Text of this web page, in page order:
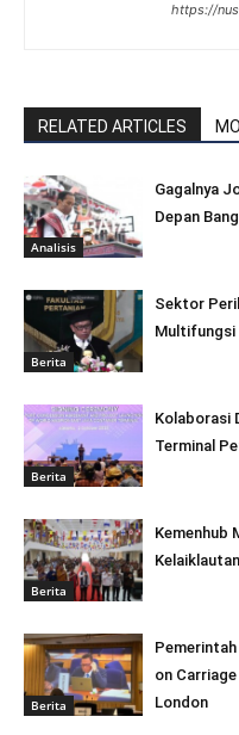
https://
RELATED ARTICLES
Analisis
Gagalnya
Depan
Berita
Sektor
Multifungsi
Berita
Kolaborasi
Terminal
Berita
Kemenhub
Berita
on
London